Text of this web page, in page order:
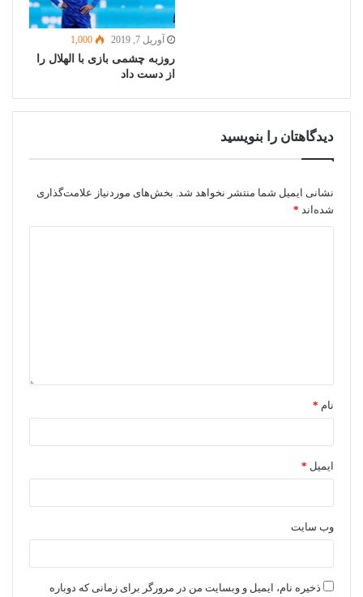
آوریل 7, 2019 1,000
روزبه چشمی بازی با الهلال را
از دست داد
دیدگاهتان را بنویسید
نشانی ایمیل شما منتشر نخواهد شد. بخش‌های موردنیاز علامت‌گذاری
شده‌اند *
نام *
ایمیل *
وب‌ سایت
ذخیره نام، ایمیل و وبسایت من در مرورگر برای زمانی که دوباره